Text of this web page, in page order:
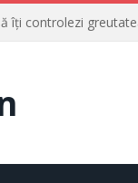
îți controlezi